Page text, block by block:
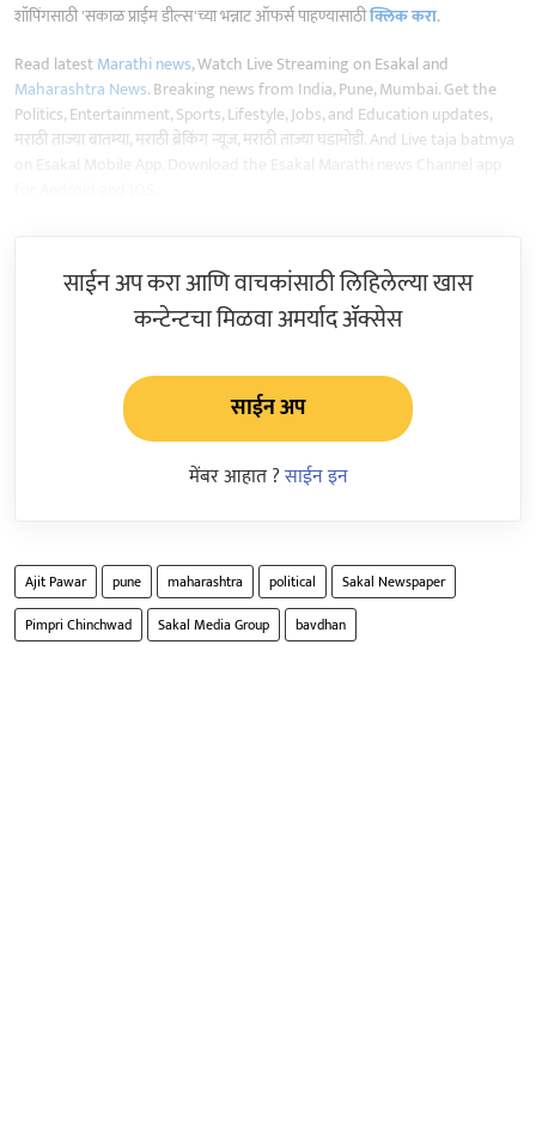
शॉपिंगसाठी 'सकाळ प्राईम डील्स'च्या भन्नाट ऑफर्स पाहण्यासाठीक्लिक करा.
Read latestMarathi news, Watch Live Streaming on Esakal and
Maharashtra News. Breaking news from India, Pune, Mumbai. Get the
Politics, Entertainment, Sports, Lifestyle, Jobs, and Education updates,
मराठी ताज्या बातम्या, मराठी ब्रेकिंग न्यूज, मराठी ताज्या घडामोडी. And Live taja batmya
साईन अप करा आणि वाचकांसाठी लिहिलेल्या खास
कन्टेन्टचा मिळवा अमर्याद ॲक्सेस
साईन अप
मेंबर आहात ?साईन इन
Ajit Pawar pune maharashtra political
Sakal Newspaper
Pimpri Chinchwad
Sakal Media Group bavdhan